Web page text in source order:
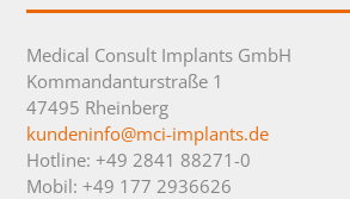
Medical Consult Implants GmbH
Kommandanturstraße 1
47495 Rheinberg
kundeninfo@mci-implants.de
Hotline: +49 2841 88271-0
Mobil: +49 177 2936626